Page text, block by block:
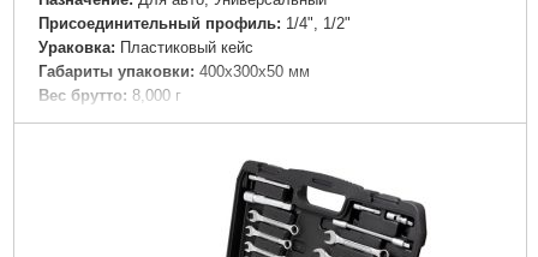
Пpиcoeдинитeльный пpoфиль: 1/4", 1/2"
Ураковка: Пластиковый кейс
Габариты упаковки: 400x300x50 мм
Вес брутто: 8,000 г